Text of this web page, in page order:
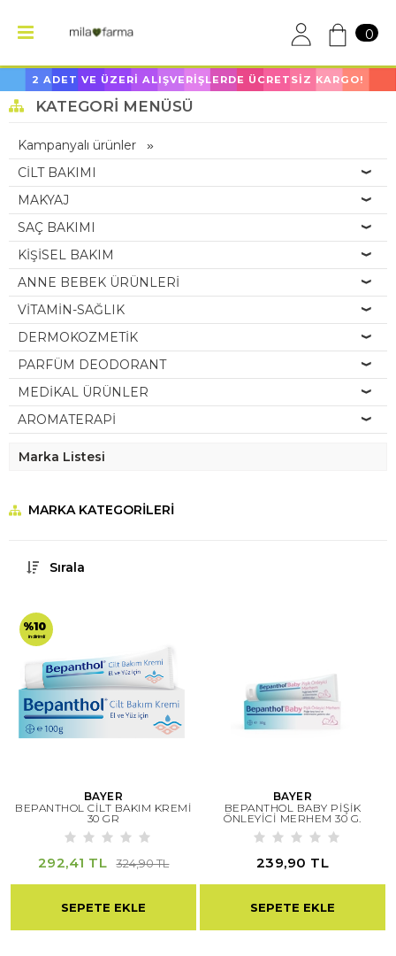
0
2 ADET VE ÜZERİ ALIŞVERİŞLERDE ÜCRETSİZ KARGO!
KATEGORI MENÜSÜ
Kampanyalı ürünler
CİLT BAKIMI
MAKYAJ
SAÇ BAKIMI
KİŞİSEL BAKIM
ANNE BEBEK ÜRÜNLERİ
VİTAMİN-SAĞLIK
DERMOKOZMETİK
PARFÜM DEODORANT
MEDİKAL ÜRÜNLER
AROMATERAPİ
Marka Listesi
MARKA KATEGORILERI
Sırala
%10
indirimli
BAYER
BEPANTHOL CİLT BAKIM KREMİ
30 GR
292,41 TL 324,90 TL
SEPETE EKLE
BAYER
BEPANTHOL BABY PİŞİK
ÖNLEYİCİ MERHEM 30 G.
239,90 TL
SEPETE EKLE